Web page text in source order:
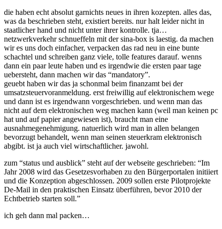
die haben echt absolut garnichts neues in ihren kozepten. alles das,
was da beschrieben steht, existiert bereits. nur halt leider nicht in
staatlicher hand und nicht unter ihrer kontrolle. tja…
netzwerkverkehr schnueffeln mit der sina-box is laestig. da machen
wir es uns doch einfacher, verpacken das rad neu in eine bunte
schachtel und schreiben ganz viele, tolle features darauf. wenns
dann ein paar leute haben und es irgendwie die ersten paar tage
uebersteht, dann machen wir das “mandatory”.
geuebt haben wir das ja schonmal beim finanzamt bei der
umsatzsteuervoranmeldung. erst freiwillig auf elektronischem wege
und dann ist es irgendwann vorgeschrieben. und wenn man das
nicht auf dem elektronischen weg machen kann (weil man keinen pc
hat und auf papier angewiesen ist), braucht man eine
ausnahmegenehmigung. natuerlich wird man in allen belangen
bevorzugt behandelt, wenn man seinen steuerkram elektronisch
abgibt. ist ja auch viel wirtschaftlicher. jawohl.
zum “status und ausblick” steht auf der webseite geschrieben: “Im
Jahr 2008 wird das Gesetzesvorhaben zu den Bürgerportalen initiiert
und die Konzeption abgeschlossen. 2009 sollen erste Pilotprojekte
De-Mail in den praktischen Einsatz überführen, bevor 2010 der
Echtbetrieb starten soll.”
ich geh dann mal packen…